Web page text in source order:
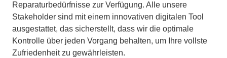
Reparaturbedürfnisse zur Verfügung. Alle unsere
Stakeholder sind mit einem innovativen digitalen Tool
ausgestattet, das sicherstellt, dass wir die optimale
Kontrolle über jeden Vorgang behalten, um Ihre vollste
Zufriedenheit zu gewährleisten.